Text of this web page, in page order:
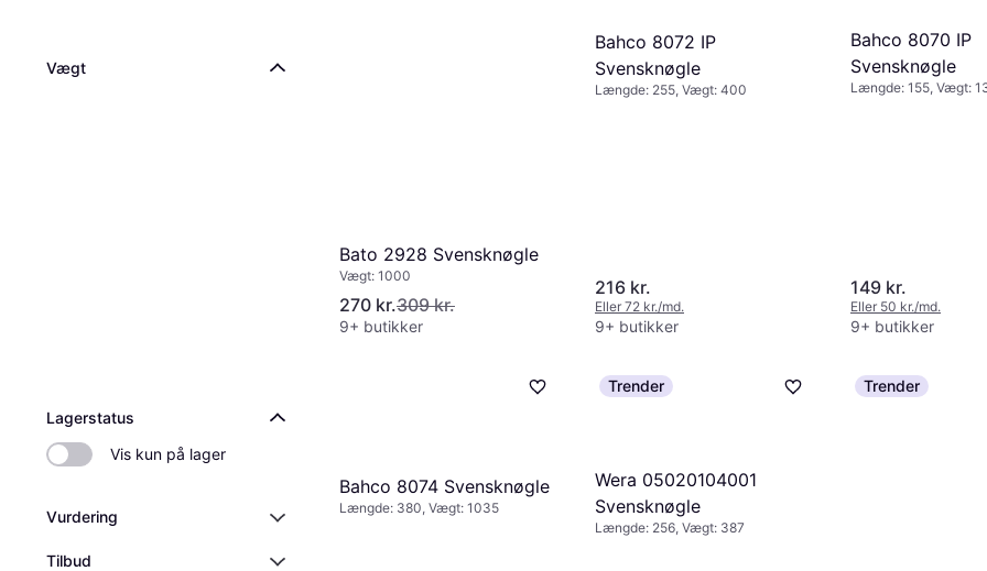
Vægt
Lagerstatus
Vis kun på lager
Vurdering
Tilbud
Bato 2928 Svensknøgle
Vægt: 1000
270 kr.309 kr.
9+ butikker
Bahco 8072 IP
Svensknøgle
Længde: 255, Vægt: 400
216 kr.
Eller 72 kr./md.
9+ butikker
Bahco 8070 IP
Svensknøgle
Længde: 155, Vægt:
149 kr.
Eller 50 kr./md.
9+ butikker
Bahco 8074 Svensknøgle
Længde: 380, Vægt: 1035
Trender
Wera 05020104001
Svensknøgle
Længde: 256, Vægt: 387
Trender